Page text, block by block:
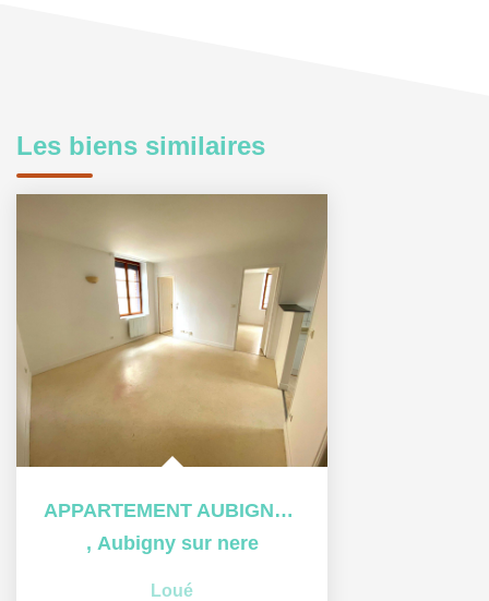
Les biens similaires
APPARTEMENT AUBIGNY SUR NERE - 2 pièce(s) - 45 m2
, Aubigny sur nere
Loué